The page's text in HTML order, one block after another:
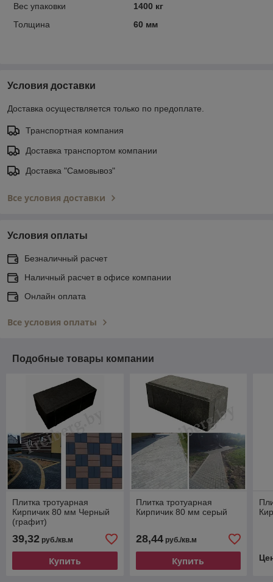
Вес упаковки
1400 кг
Толщина
60 мм
Условия доставки
Доставка осуществляется только по предоплате.
Транспортная компания
Доставка транспортом компании
Доставка "Самовывоз"
Все условия доставки
Условия оплаты
Безналичный расчет
Наличный расчет в офисе компании
Онлайн оплата
Все условия оплаты
Подобные товары компании
Плитка тротуарная
Кирпичик 80 мм Черный
(графит)
39,32 руб./кв.м
Купить
Плитка тротуарная
Кирпичик 80 мм серый
28,44руб./кв.м
Купить